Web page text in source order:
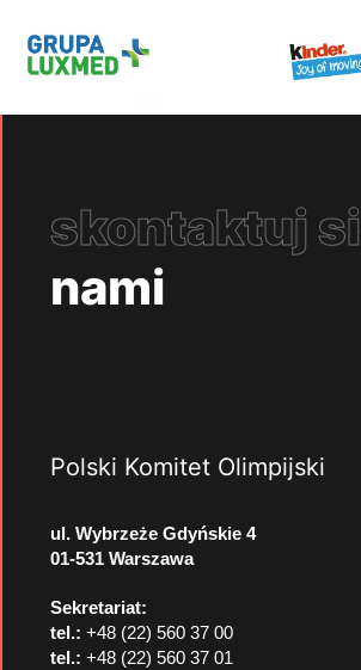
skontaktuj
nami
Polski Komitet Olimpijski
ul. Wybrzeże Gdyńskie 4
01-531 Warszawa
Sekretariat:
tel.: +48 (22) 560 37 00
tel.: +48 (22) 560 37 01